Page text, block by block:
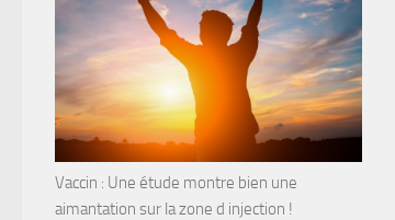
Vaccin : Une étude montre bien une
aimantation sur la zone d injection !